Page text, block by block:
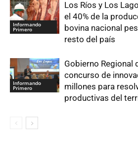
Informando
Primero
Los Ríos y Los
el 40% de la
bovina nacional
resto del país
Informando
Primero
Gobierno Regional
concurso de
millones para
productivas del